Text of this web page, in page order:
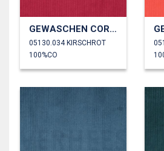
GEWASCHEN CORD 4.5W
05130.034 KIRSCHROT
100%CO